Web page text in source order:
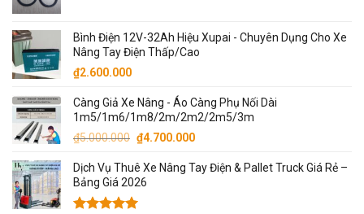
Bình Điện 12V-32Ah Hiệu Xupai - Chuyên Dụng Cho Xe
Nâng Tay Điện Thấp/Cao
₫2.600.000
Càng Giả Xe Nâng - Áo Càng Phụ Nối Dài
1m5/1m6/1m8/2m/2m2/2m5/3m
₫5.000.000 Giá
là:
₫5.000.000.
₫4.700.000Giá
tại
Dịch Vụ Thuê Xe Nâng Tay Điện & Pallet Truck Giá Rẻ –
Bảng Giá 2026